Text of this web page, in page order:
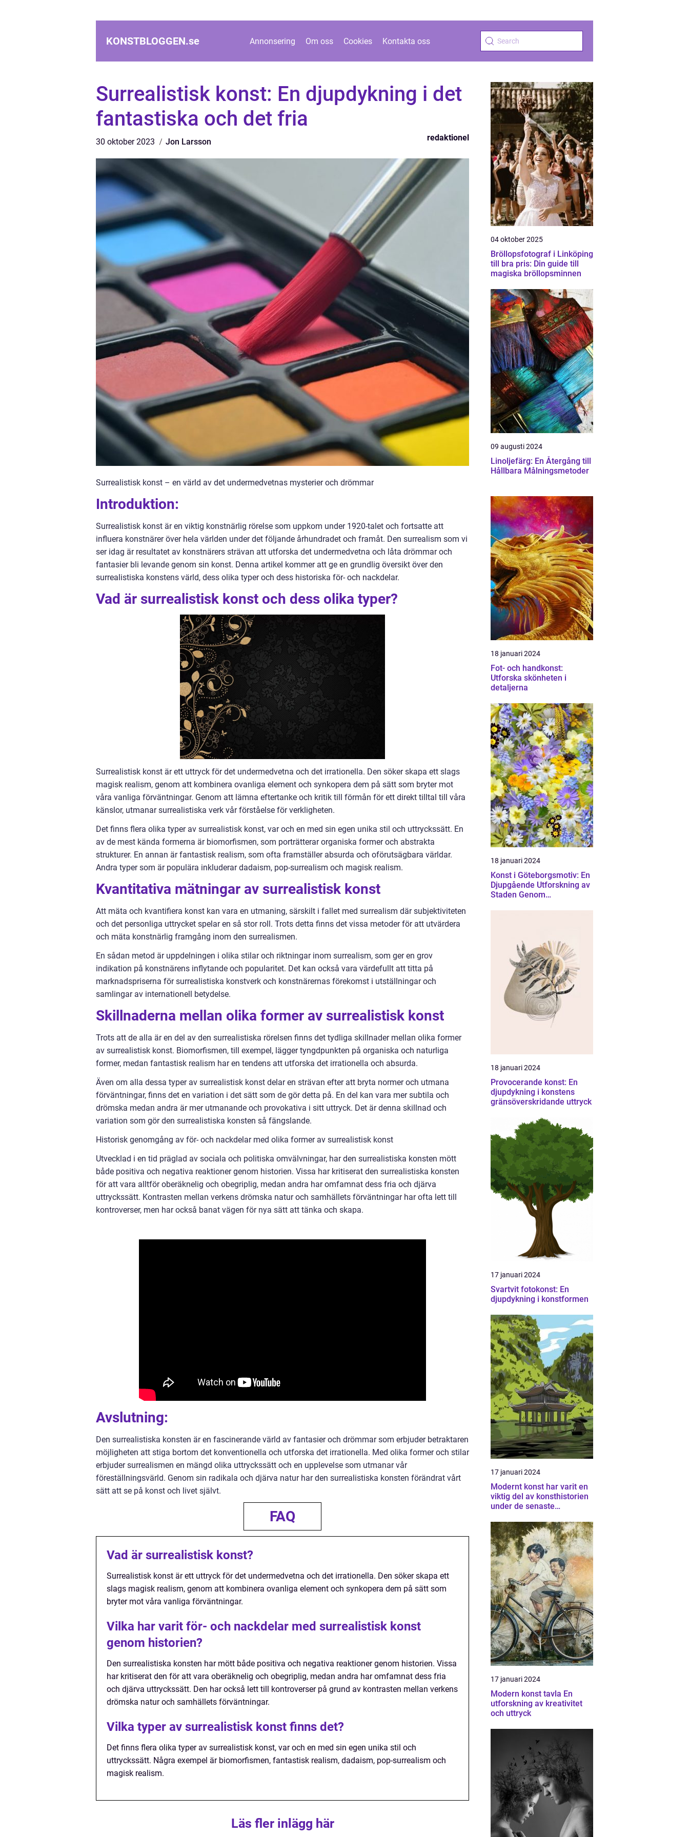
KONSTBLOGGEN.se Annonsering Om oss Cookies Kontakta oss
Surrealistisk konst: En djupdykning i det
fantastiska och det fria
30 oktober 2023 Jon Larsson redaktionel
Surrealistisk konst – en värld av det undermedvetnas mysterier och drömmar
Introduktion:
Surrealistisk konst är en viktig konstnärlig rörelse som uppkom under 1920-talet och fortsatte att
influera konstnärer över hela världen under det följande århundradet och framåt. Den surrealism som vi
ser idag är resultatet av konstnärers strävan att utforska det undermedvetna och låta drömmar och
fantasier bli levande genom sin konst. Denna artikel kommer att ge en grundlig översikt över den
surrealistiska konstens värld, dess olika typer och dess historiska för- och nackdelar.
Vad är surrealistisk konst och dess olika typer?
Surrealistisk konst är ett uttryck för det undermedvetna och det irrationella. Den söker skapa ett slags
magisk realism, genom att kombinera ovanliga element och synkopera dem på sätt som bryter mot
våra vanliga förväntningar. Genom att lämna eftertanke och kritik till förmån för ett direkt tilltal till våra
känslor, utmanar surrealistiska verk vår förståelse för verkligheten.
Det finns flera olika typer av surrealistisk konst, var och en med sin egen unika stil och uttryckssätt. En
av de mest kända formerna är biomorfismen, som porträtterar organiska former och abstrakta
strukturer. En annan är fantastisk realism, som ofta framställer absurda och oförutsägbara världar.
Andra typer som är populära inkluderar dadaism, pop-surrealism och magisk realism.
Kvantitativa mätningar av surrealistisk konst
Att mäta och kvantifiera konst kan vara en utmaning, särskilt i fallet med surrealism där subjektiviteten
och det personliga uttrycket spelar en så stor roll. Trots detta finns det vissa metoder för att utvärdera
och mäta konstnärlig framgång inom den surrealismen.
En sådan metod är uppdelningen i olika stilar och riktningar inom surrealism, som ger en grov
indikation på konstnärens inflytande och popularitet. Det kan också vara värdefullt att titta på
marknadspriserna för surrealistiska konstverk och konstnärernas förekomst i utställningar och
samlingar av internationell betydelse.
Skillnaderna mellan olika former av surrealistisk konst
Trots att de alla är en del av den surrealistiska rörelsen finns det tydliga skillnader mellan olika former
av surrealistisk konst. Biomorfismen, till exempel, lägger tyngdpunkten på organiska och naturliga
former, medan fantastisk realism har en tendens att utforska det irrationella och absurda.
Även om alla dessa typer av surrealistisk konst delar en strävan efter att bryta normer och utmana
förväntningar, finns det en variation i det sätt som de gör detta på. En del kan vara mer subtila och
drömska medan andra är mer utmanande och provokativa i sitt uttryck. Det är denna skillnad och
variation som gör den surrealistiska konsten så fängslande.
Historisk genomgång av för- och nackdelar med olika former av surrealistisk konst
Utvecklad i en tid präglad av sociala och politiska omvälvningar, har den surrealistiska konsten mött
både positiva och negativa reaktioner genom historien. Vissa har kritiserat den surrealistiska konsten
för att vara alltför oberäknelig och obegriplig, medan andra har omfamnat dess fria och djärva
uttryckssätt. Kontrasten mellan verkens drömska natur och samhällets förväntningar har ofta lett till
kontroverser, men har också banat vägen för nya sätt att tänka och skapa.
Avslutning:
Den surrealistiska konsten är en fascinerande värld av fantasier och drömmar som erbjuder betraktaren
möjligheten att stiga bortom det konventionella och utforska det irrationella. Med olika former och stilar
erbjuder surrealismen en mängd olika uttryckssätt och en upplevelse som utmanar vår
föreställningsvärld. Genom sin radikala och djärva natur har den surrealistiska konsten förändrat vårt
sätt att se på konst och livet självt.
FAQ
Vad är surrealistisk konst?
Surrealistisk konst är ett uttryck för det undermedvetna och det irrationella. Den söker skapa ett
slags magisk realism, genom att kombinera ovanliga element och synkopera dem på sätt som
bryter mot våra vanliga förväntningar.
Vilka har varit för- och nackdelar med surrealistisk konst
genom historien?
Den surrealistiska konsten har mött både positiva och negativa reaktioner genom historien. Vissa
har kritiserat den för att vara oberäknelig och obegriplig, medan andra har omfamnat dess fria
och djärva uttryckssätt. Den har också lett till kontroverser på grund av kontrasten mellan verkens
drömska natur och samhällets förväntningar.
Vilka typer av surrealistisk konst finns det?
Det finns flera olika typer av surrealistisk konst, var och en med sin egen unika stil och
uttryckssätt. Några exempel är biomorfismen, fantastisk realism, dadaism, pop-surrealism och
magisk realism.
Läs fler inlägg här
04 oktober 2025
Bröllopsfotograf i Linköping
till bra pris: Din guide till
magiska bröllopsminnen
09 augusti 2024
Linoljefärg: En Återgång till
Hållbara Målningsmetoder
18 januari 2024
Fot- och handkonst:
Utforska skönheten i
detaljerna
18 januari 2024
Konst i Göteborgsmotiv: En
Djupgående Utforskning av
Staden Genom
18 januari 2024
Provocerande konst: En
djupdykning i konstens
gränsöverskridande uttryck
17 januari 2024
Svartvit fotokonst: En
djupdykning i konstformen
17 januari 2024
Modernt konst har varit en
viktig del av konsthistorien
under de senaste
fortsatt att utvecklas och
förändras
17 januari 2024
Modern konst tavla En
utforskning av kreativitet
och uttryck